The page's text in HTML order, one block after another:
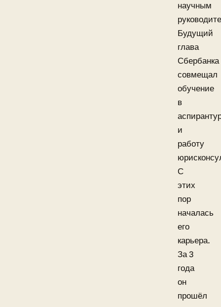
научным
Будущий
глава
Сбербанка
совмещал
обучение
в
и
работу
С
этих
пор
началась
его
карьера.
За 3
года
он
прошёл